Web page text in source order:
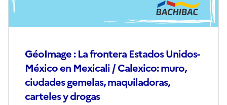
GéoImage : La frontera Estados Unidos-
México en Mexicali / Calexico: muro,
ciudades gemelas, maquiladoras,
carteles y drogas